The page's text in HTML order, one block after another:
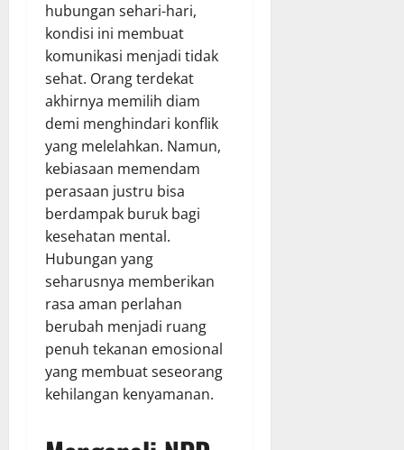
hubungan sehari-hari,
kondisi ini membuat
komunikasi menjadi tidak
sehat. Orang terdekat
akhirnya memilih diam
demi menghindari konflik
yang melelahkan. Namun,
kebiasaan memendam
perasaan justru bisa
berdampak buruk bagi
kesehatan mental.
Hubungan yang
seharusnya memberikan
rasa aman perlahan
berubah menjadi ruang
penuh tekanan emosional
yang membuat seseorang
kehilangan kenyamanan.